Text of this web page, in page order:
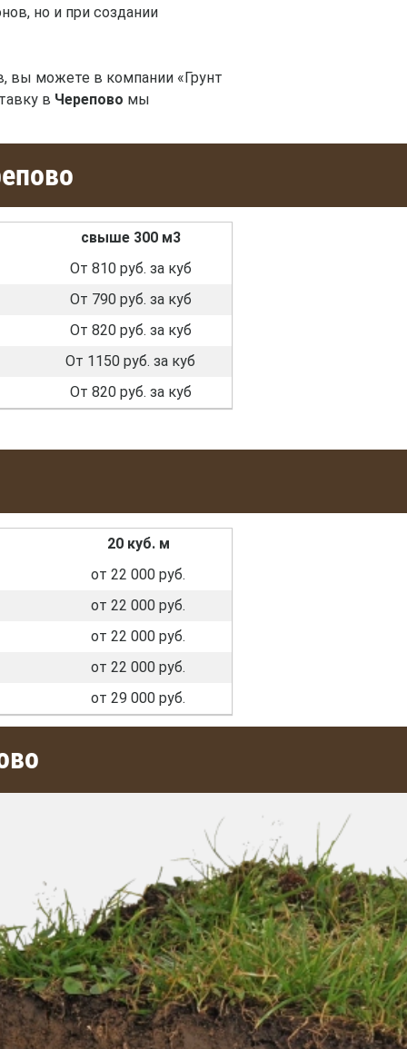
но и при создании
вы можете в компании «Грунт
в Черепово мы
свыше 300 м3
От 810 руб. за куб
От 790 руб. за куб
От 820 руб. за куб
От 1150 руб. за куб
От 820 руб. за куб
20 куб. м
от 22 000 руб.
от 22 000 руб.
от 22 000 руб.
от 22 000 руб.
от 29 000 руб.